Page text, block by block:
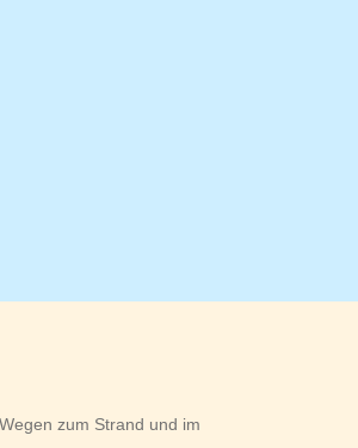
zum Strand und im